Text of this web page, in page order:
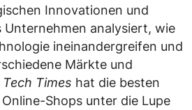
Innovationen und
Unternehmen analysiert, wie
ineinandergreifen und
Märkte und
Tech Times hat die besten
Shops unter die Lupe